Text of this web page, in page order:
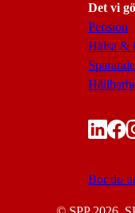
Det vi
Pension
Hälsa &
Sparande
Bor du